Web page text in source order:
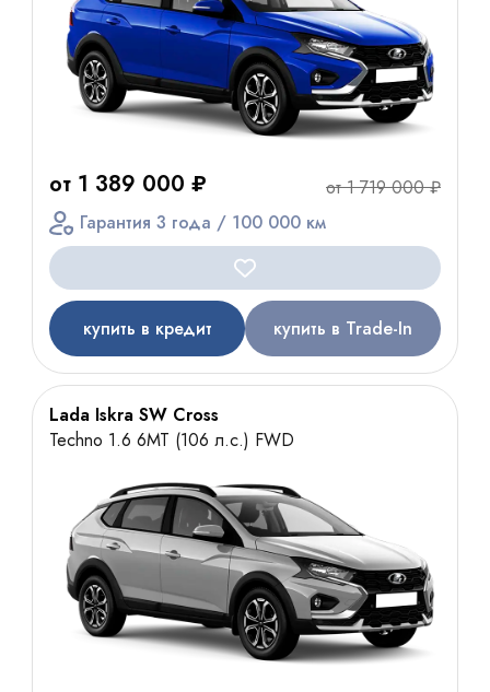
от 1 389 000 ₽
от 1 719 000 ₽
Гарантия 3 года / 100 000 км
купить в кредит купить в Trade-In
Lada Iskra SW Cross
Techno 1.6 6МТ (106 л.с.) FWD